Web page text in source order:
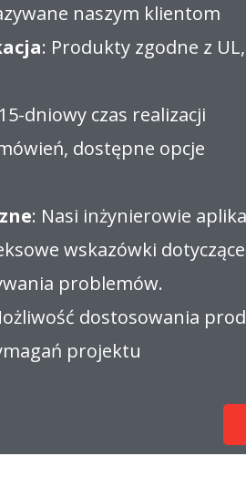
naszym klientom
: Produkty zgodne z
dniowy czas realizacji
dostępne opcje
: Nasi inżynierowie
wskazówki dotyczące
problemów.
dostosowania
projektu